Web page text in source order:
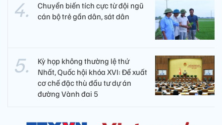
Chuyển biến tích cực từ đội ngũ
cán bộ trẻ gần dân, sát dân
Kỳ họp không thường lệ thứ
Nhất, Quốc hội khóa XVI: Đề xuất
cơ chế đặc thù đầu tư dự án
đường Vành đai 5